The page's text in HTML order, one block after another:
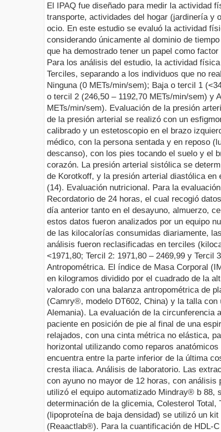
El IPAQ fue diseñado para medir la actividad
transporte, actividades del hogar (jardinería y
ocio. En este estudio se evaluó la actividad
considerando únicamente al dominio de
que ha demostrado tener un papel como
Para los análisis del estudio, la actividad
Terciles, separando a los individuos que no
Ninguna (0 METs/min/sem); Baja o tercil 1
o tercil 2 (246,50 – 1192,70 METs/min/sem) y
METs/min/sem). Evaluación de la presión
de la presión arterial se realizó con un
calibrado y un estetoscopio en el brazo
médico, con la persona sentada y en reposo
descanso), con los pies tocando el suelo y el
corazón. La presión arterial sistólica se
de Korotkoff, y la presión arterial diastólica en
(14). Evaluación nutricional. Para la
Recordatorio de 24 horas, el cual recogió
día anterior tanto en el desayuno, almuerzo,
estos datos fueron analizados por un equipo
de las kilocalorías consumidas diariamente,
análisis fueron reclasificadas en terciles
<1971,80; Tercil 2: 1971,80 – 2469,99 y Tercil
Antropométrica. El índice de Masa Corporal
en kilogramos dividido por el cuadrado de la
valorado con una balanza antropométrica de
(Camry®, modelo DT602, China) y la talla
Alemania). La evaluación de la circunferencia
paciente en posición de pie al final de una
relajados, con una cinta métrica no elástica,
horizontal utilizando como reparos
encuentra entre la parte inferior de la última
cresta iliaca. Análisis de laboratorio. Las
con ayuno no mayor de 12 horas, con análisis
utilizó el equipo automatizado Mindray® b 88,
determinación de la glicemia, Colesterol
(lipoproteína de baja densidad) se utilizó un
(Reaactlab®). Para la cuantificación de HDL-